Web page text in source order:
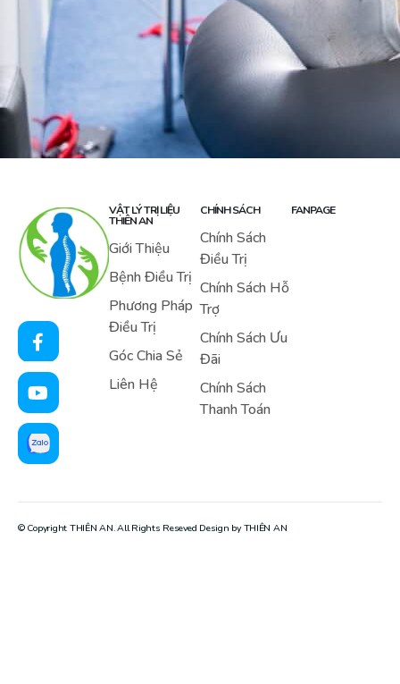
VẬT LÝ TRỊ LIỆU
THIÊN AN
Giới Thiệu
Bệnh Điều Trị
Phương Pháp
Điều Trị
Góc Chia Sẻ
Liên Hệ
CHÍNH SÁCH
Chính Sách
Điều Trị
Chính Sách Hỗ
Trợ
Chính Sách Ưu
Đãi
Chính Sách
Thanh Toán
FANPAGE
© Copyright THIÊN AN. All Rights Reseved Design by THIÊN AN​